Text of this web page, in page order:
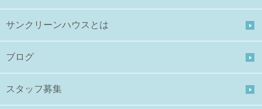
サンクリーンハウスとは
ブログ
スタッフ募集